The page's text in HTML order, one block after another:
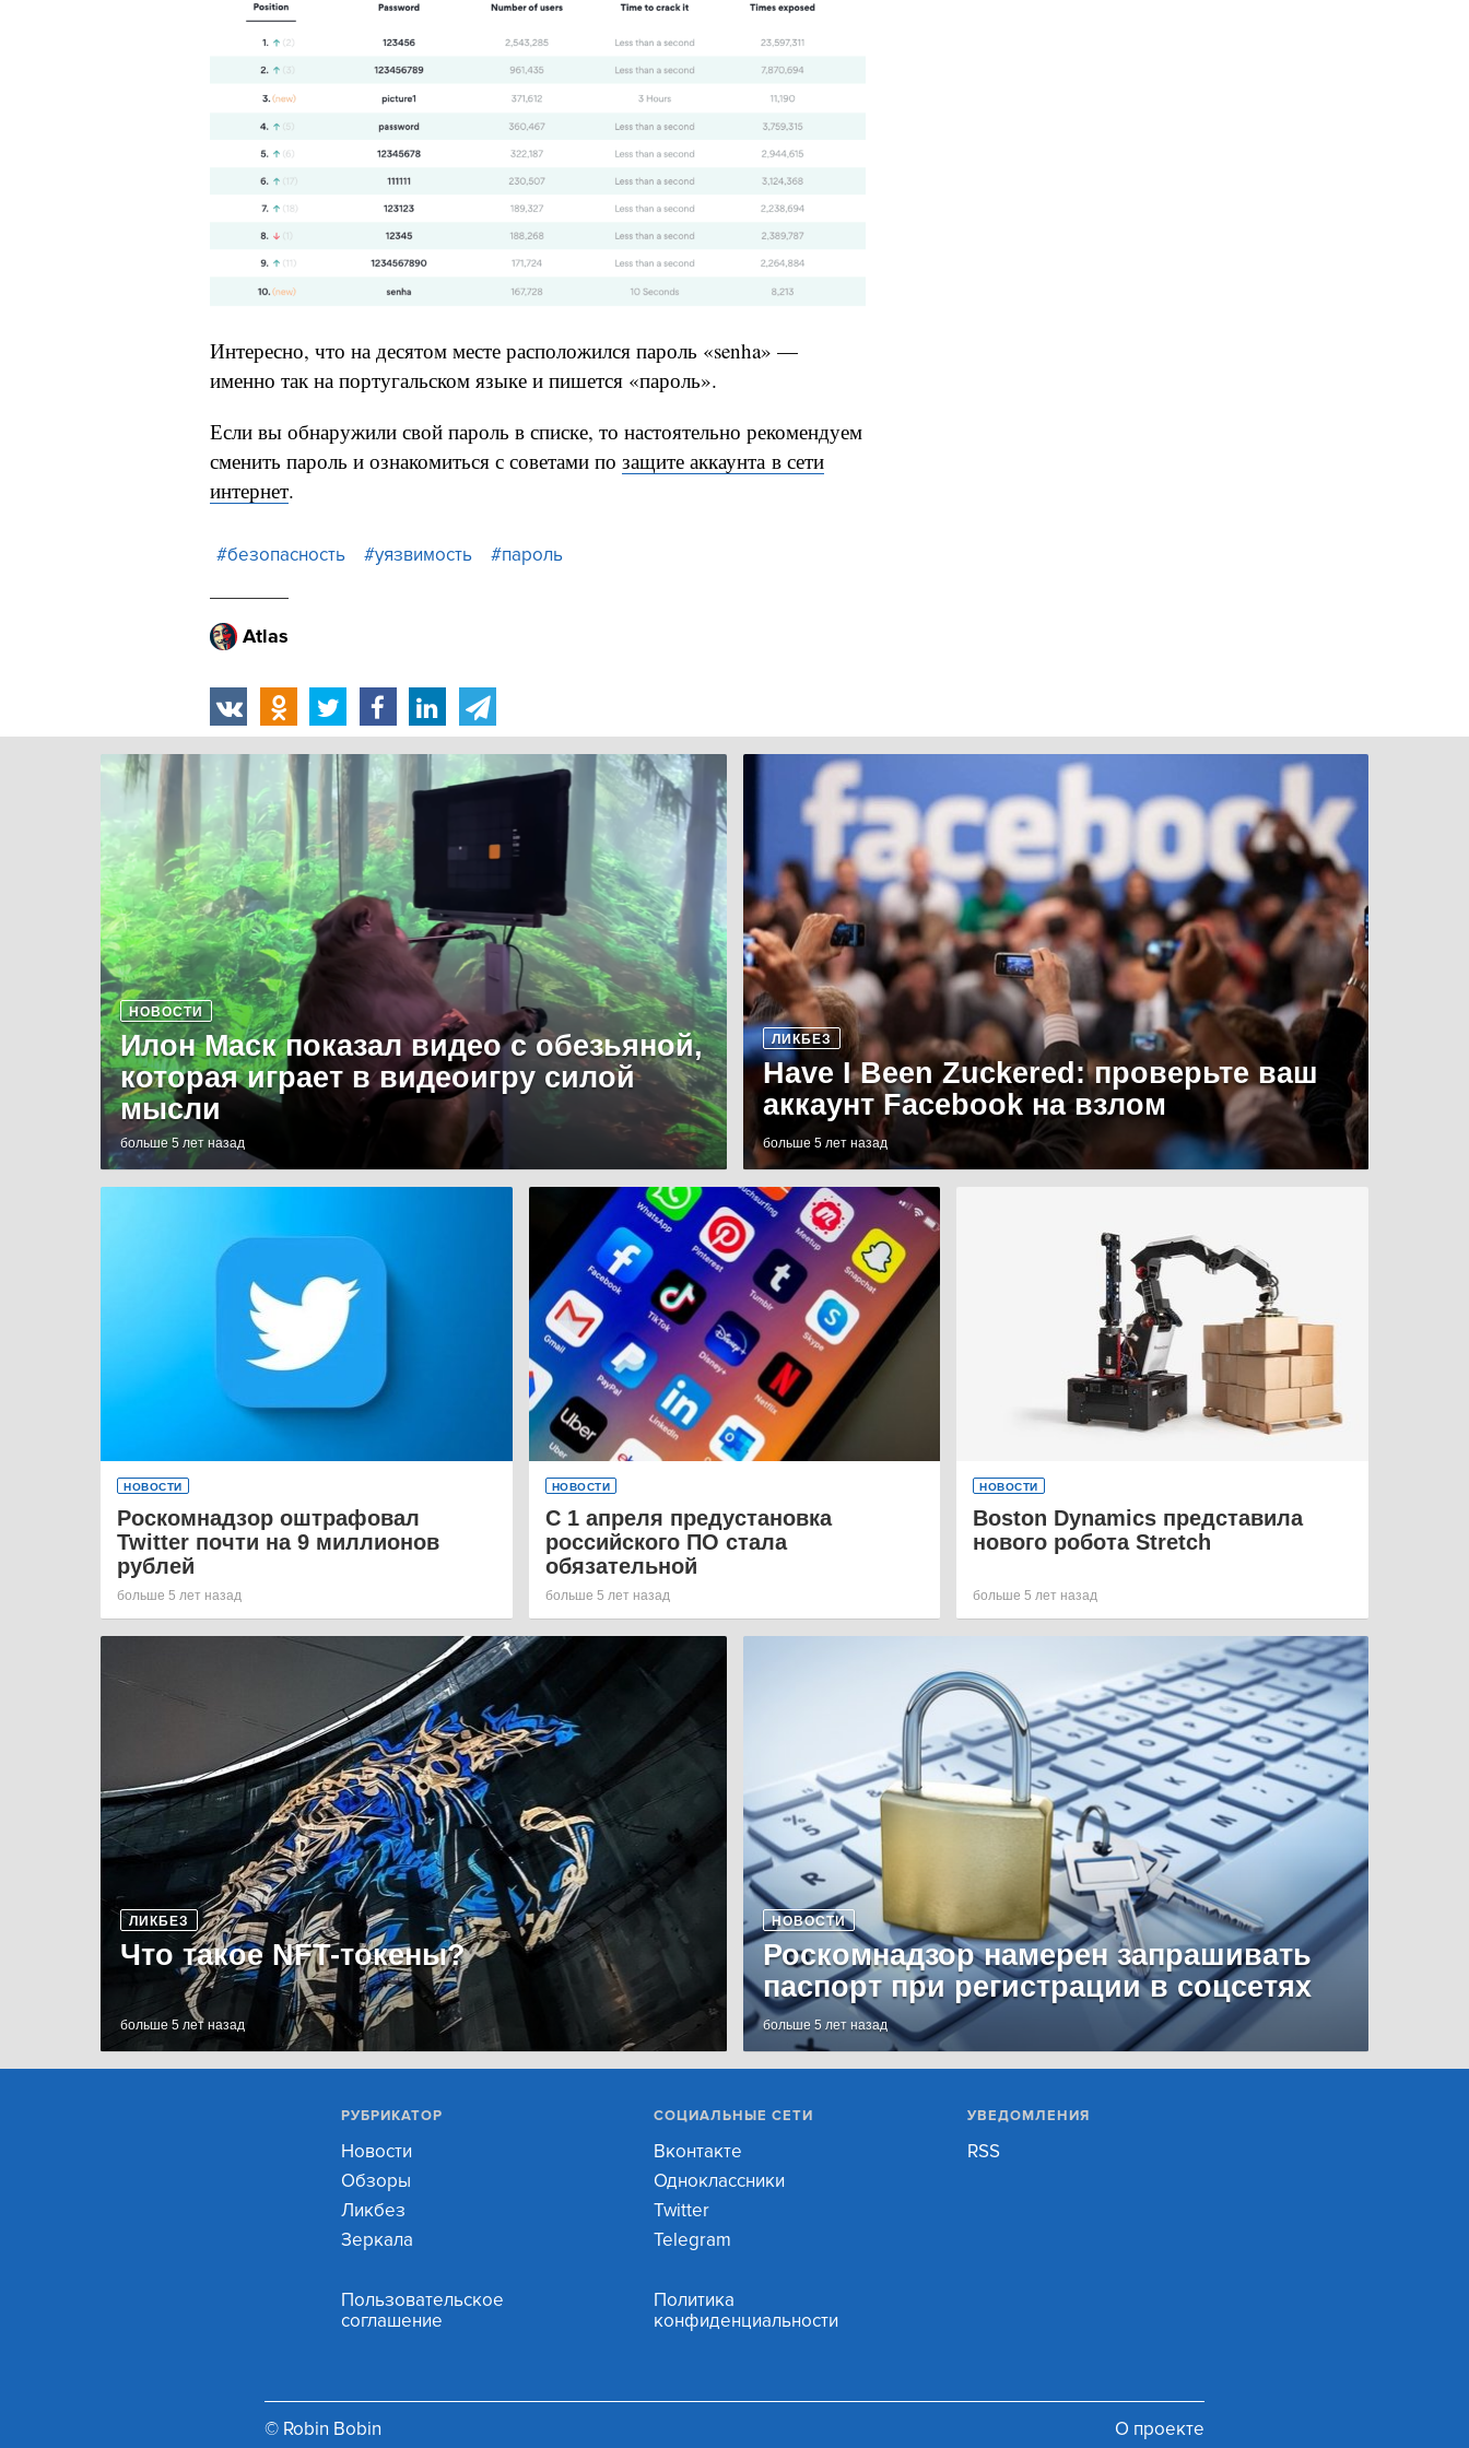
Интересно, что на десятом месте расположился пароль «senha» —
именно так на португальском языке и пишется «пароль».
Если вы обнаружили свой пароль в списке, то настоятельно рекомендуем
сменить пароль и ознакомиться с советами по защите аккаунта в сети
интернет.
#безопасность #уязвимость #пароль
Atlas
НОВОСТИ
Илон Маск показал видео с обезьяной,
которая играет в видеоигру силой
мысли
больше 5 лет назад
ЛИКБЕЗ
Have I Been Zuckered: проверьте ваш
аккаунт Facebook на взлом
больше 5 лет назад
НОВОСТИ
Роскомнадзор оштрафовал
Twitter почти на 9 миллионов
рублей
больше 5 лет назад
НОВОСТИ
С 1 апреля предустановка
российского ПО стала
обязательной
больше 5 лет назад
НОВОСТИ
Boston Dynamics представила
нового робота Stretch
больше 5 лет назад
ЛИКБЕЗ
Что такое NFT-токены?
больше 5 лет назад
НОВОСТИ
Роскомнадзор намерен запрашивать
паспорт при регистрации в соцсетях
больше 5 лет назад
РУБРИКАТОР
Новости
Обзоры
Ликбез
Зеркала
СОЦИАЛЬНЫЕ СЕТИ
Вконтакте
Одноклассники
Twitter
Telegram
УВЕДОМЛЕНИЯ
RSS
Пользовательское
соглашение
Политика
конфиденциальности
© Robin Bobin О проекте